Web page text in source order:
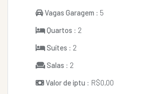
Vagas Garagem : 5
Quartos : 2
Suítes : 2
Salas : 2
Valor de iptu : R$0,00